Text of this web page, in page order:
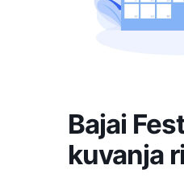
Bajai
kuvanja